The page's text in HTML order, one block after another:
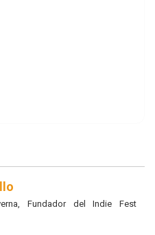
Fundador del Indie Fest